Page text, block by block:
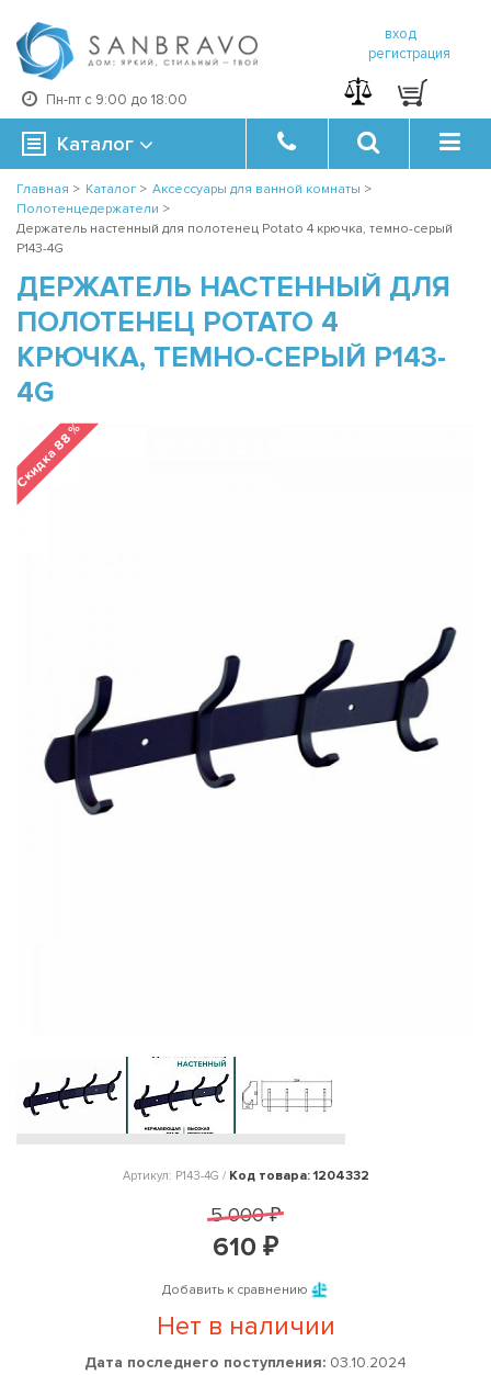
Пн-пт с 9:00 до 18:00
вход
регистрация
Каталог
Главная > Каталог > Аксессуары для ванной комнаты >
Полотенцедержатели >
Держатель настенный для полотенец Potato 4 крючка, темно-серый
P143-4G
ДЕРЖАТЕЛЬ НАСТЕННЫЙ ДЛЯ
ПОЛОТЕНЕЦ POTATO 4
КРЮЧКА, ТЕМНО-СЕРЫЙ P143-
4G
Скидка 88 %
Артикул: P143-4G / Код товара: 1204332
5 000 ₽
610 ₽
Добавить к сравнению
Нет в наличии
Дата последнего поступления: 03.10.2024